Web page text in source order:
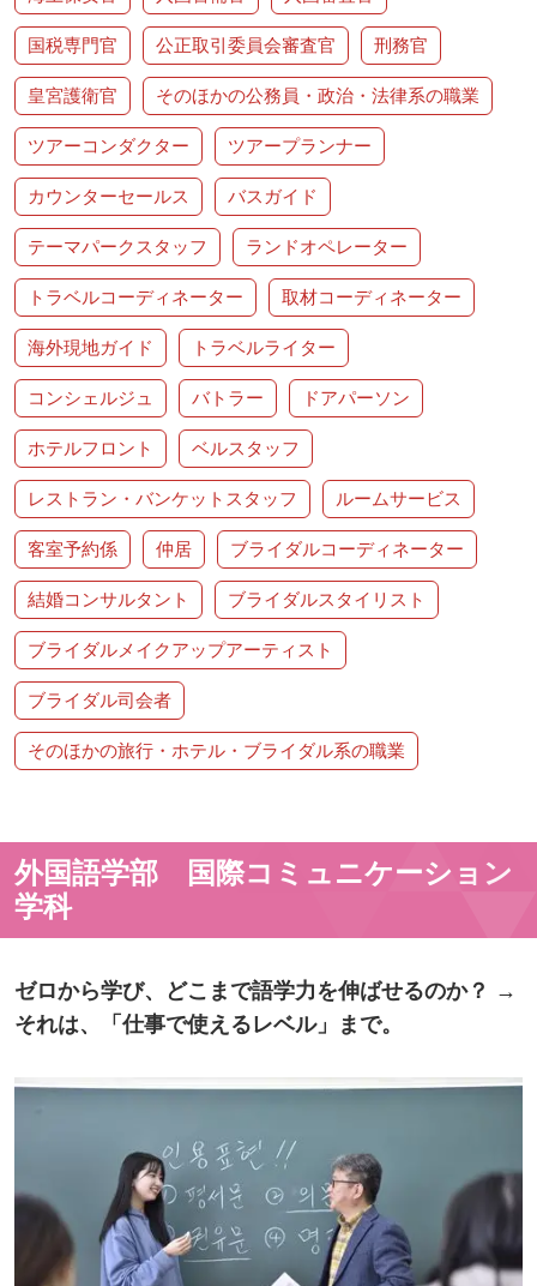
国税専門官 公正取引委員会審査官 刑務官
皇宮護衛官 そのほかの公務員・政治・法律系の職業
ツアーコンダクター ツアープランナー
カウンターセールス バスガイド
テーマパークスタッフ ランドオペレーター
トラベルコーディネーター 取材コーディネーター
海外現地ガイド トラベルライター
コンシェルジュ バトラー ドアパーソン
ホテルフロント ベルスタッフ
レストラン・バンケットスタッフ ルームサービス
客室予約係 仲居 ブライダルコーディネーター
結婚コンサルタント ブライダルスタイリスト
ブライダルメイクアップアーティスト
ブライダル司会者
そのほかの旅行・ホテル・ブライダル系の職業
外国語学部 国際コミュニケーション
学科
ゼロから学び、どこまで語学力を伸ばせるのか？ →
それは、「仕事で使えるレベル」まで。